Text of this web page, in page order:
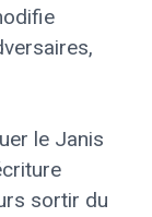
le Janis
sortir du